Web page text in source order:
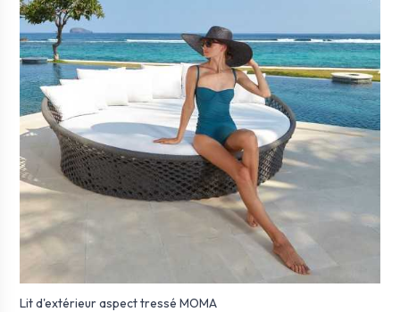
Lit d'extérieur aspect tressé MOMA